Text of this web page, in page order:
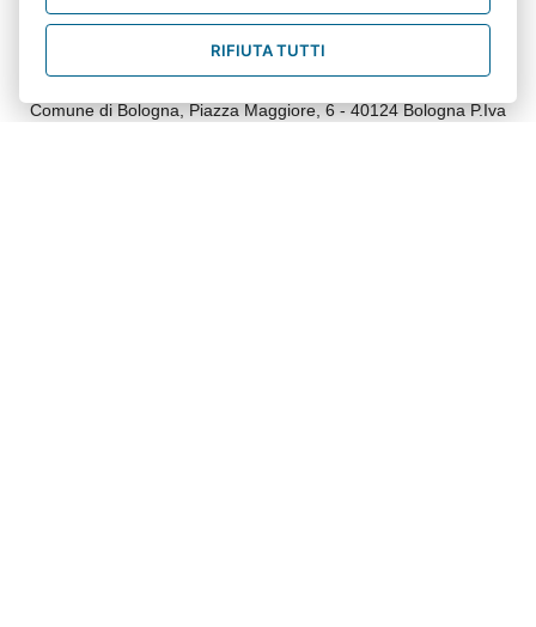
Comune di Bologna, Piazza Maggiore, 6 - 40124 Bologna P.Iva
RIFIUTA TUTTI